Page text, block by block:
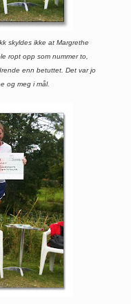
skyldes ikke at Margrethe
ropt opp som nummer to,
enn betuttet. Det var jo
og meg i mål.